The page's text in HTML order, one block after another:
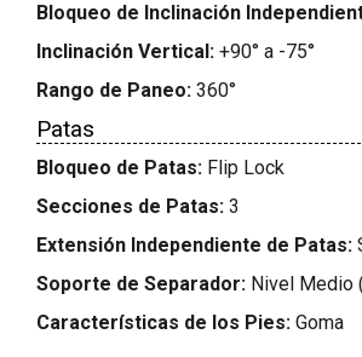
Bloqueo de Inclinación
Inclinación Vertical: +90° a -75°
Rango de Paneo: 360°
Patas
Bloqueo de Patas: Flip Lock
Secciones de Patas: 3
Extensión Independiente de Patas:
Soporte de Separador: Nivel Medio
Características de los Pies: Goma